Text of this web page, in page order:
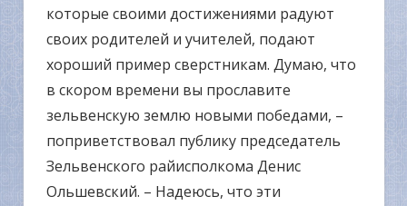
которые своими достижениями радуют
своих родителей и учителей, подают
хороший пример сверстникам. Думаю, что
в скором времени вы прославите
зельвенскую землю новыми победами, –
поприветствовал публику председатель
Зельвенского райисполкома Денис
Ольшевский. – Надеюсь, что эти